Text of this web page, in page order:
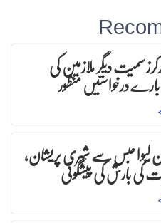
سمیت دیگر ملازمین کی
بارے درخواستیں منظور
لیوا حبس سے شہری پریشان،
کی بارش کی پیشگوئی